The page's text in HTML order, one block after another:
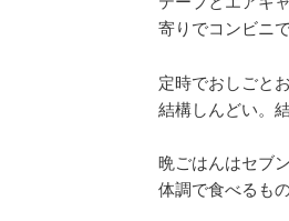
寄りでコンビニ
定時でおしごと
結構しんどい。
晩ごはんはセブ
体調で食べるも